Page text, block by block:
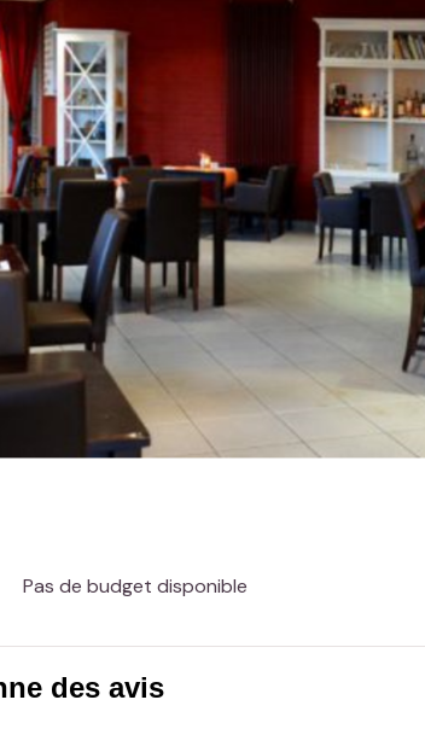
Pas de budget disponible
des avis